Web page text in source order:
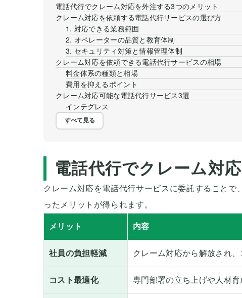
電話代行でクレーム対応を外注する3つのメリット
クレーム対応を依頼する電話代行サービスの選び方
1. 対応できる業務範囲
2. オペレーターの品質と教育体制
3. セキュリティ対策と情報管理体制
クレーム対応を依頼できる電話代行サービスの相場
料金体系の種類と相場
費用を抑えるポイント
クレーム対応可能な電話代行サービス3選
インテグレス
すべて見る
電話代行でクレーム対
クレーム対応を電話代行サービスに委託すること
ったメリットが得られます。
メリット 内容
社員の負担軽減 クレーム対応から解放され
コスト最適化 専門部署の立ち上げや人材